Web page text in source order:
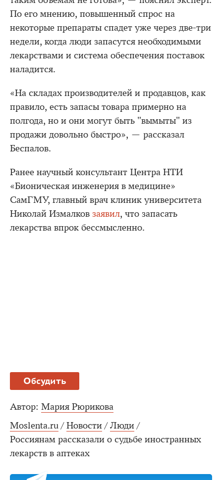
По его мнению, повышенный спрос на
некоторые препараты спадет уже через две-три
недели, когда люди запасутся необходимыми
лекарствами и система обеспечения поставок
наладится.
«На складах производителей и продавцов, как
правило, есть запасы товара примерно на
полгода, но и они могут быть "вымыты" из
продажи довольно быстро», — рассказал
Беспалов.
Ранее научный консультант Центра НТИ
«Бионическая инженерия в медицине»
СамГМУ, главный врач клиник университета
Николай Измалков заявил, что запасать
лекарства впрок бессмысленно.
Обсудить
Автор: Мария Рюрикова
Moslenta.ru / Новости / Люди /
Россиянам рассказали о судьбе иностранных
лекарств в аптеках